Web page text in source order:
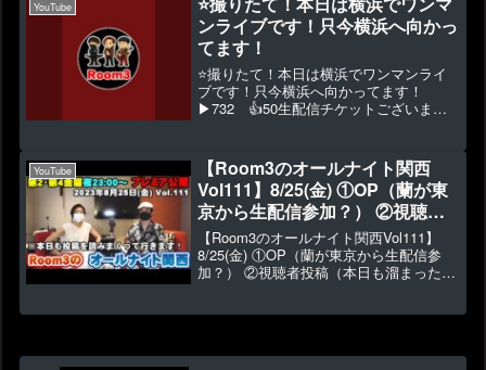
えてたた...
YouTube
ンライブです！只今横浜へ向かっ
てます！
⭐️撮りたて！本日は横浜でワンマンライ
ブです！只今横浜へ向かってます！
▶732 👍50生配信チケットございま
YouTube
【Room3のオールナイト関西
Vol111】8/25(金) ①OP（蘭が東
京から生配信参加？） ②視聴者
投稿（本日も溜まった投稿を読み
まくって行きます！！）③エンデ
ィング（約65分）
【Room3のオールナイト関西Vol111】
8/25(金) ①OP（蘭が東京から生配信参
加？） ②視聴者投稿（本日も溜まった投